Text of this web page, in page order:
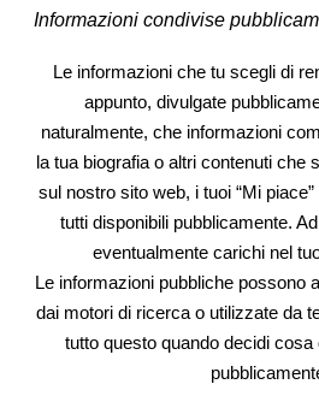
Informazioni condivise
Le informazioni che tu scegli di
appunto, divulgate
naturalmente, che informazioni
la tua biografia o altri contenuti che
sul nostro sito web, i tuoi “Mi
tutti disponibili pubblicamente.
eventualmente carichi nel
Le informazioni pubbliche possono
dai motori di ricerca o utilizzate da
tutto questo quando decidi